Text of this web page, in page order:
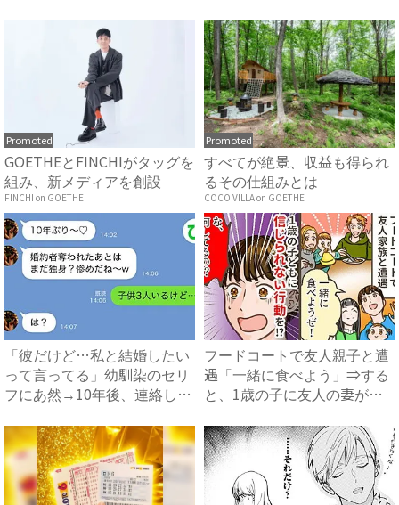
Promoted
GOETHEとFINCHIがタッグを
組み、新メディアを創設
FINCHI on GOETHE
Promoted
すべてが絶景、収益も得られ
るその仕組みとは
COCO VILLA on GOETHE
「彼だけど…私と結婚したい
って言ってる」幼馴染のセリ
フにあ然→10年後、連絡し
フードコートで友人親子と遭
遇「一緒に食べよう」⇒する
と、1歳の子に友人の妻が目